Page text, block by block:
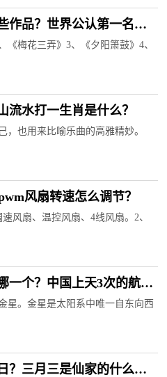
作品？世界公认第一名名
《梅花三弄》3、《夕阳箫鼓》4、
流水打一生肖是什么？
，也用来比喻乐曲的高雅精妙。
风扇转速怎么调节？
风扇、温控风扇、4线风扇。2、
一个？中国上天3次的航天
星。金星是太阳系中唯一自东向西
？三月三是仙家的什么节